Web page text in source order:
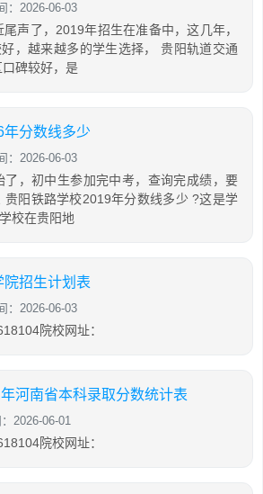
：2026-06-03
声了，2019年招生在准备中，这几年，
，越来越多的学生选择， 贵阳轨道交通
碑较好，是
分数线多少
：2026-06-03
了，初中生参加完中考，查询完成绩，要
贵阳铁路学校2019年分数线多少 ?这是学
校在贵阳地
招生计划表
：2026-06-03
院校网址：
河南省本科录取分数统计表
2026-06-01
院校网址：